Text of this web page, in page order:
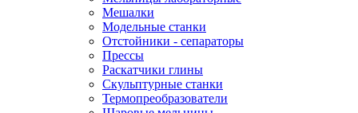
Мешалки
Модельные станки
Отстойники - сепараторы
Прессы
Раскатчики глины
Скульптурные станки
Термопреобразователи